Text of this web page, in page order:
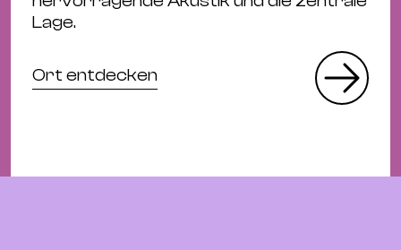
Lage.
Ort entdecken